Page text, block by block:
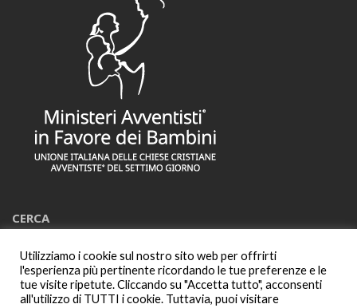
CERCA
Cerca:
Utilizziamo i cookie sul nostro sito web per offrirti
l'esperienza più pertinente ricordando le tue preferenze e le
tue visite ripetute. Cliccando su "Accetta tutto", acconsenti
all'utilizzo di TUTTI i cookie. Tuttavia, puoi visitare